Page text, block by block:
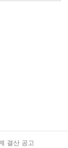
결산 공고